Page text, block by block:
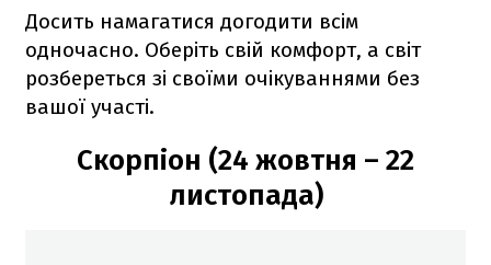
Досить намагатися догодити всім
одночасно. Оберіть свій комфорт, а світ
розбереться зі своїми очікуваннями без
вашої участі.
Скорпіон (24 жовтня – 22
листопада)